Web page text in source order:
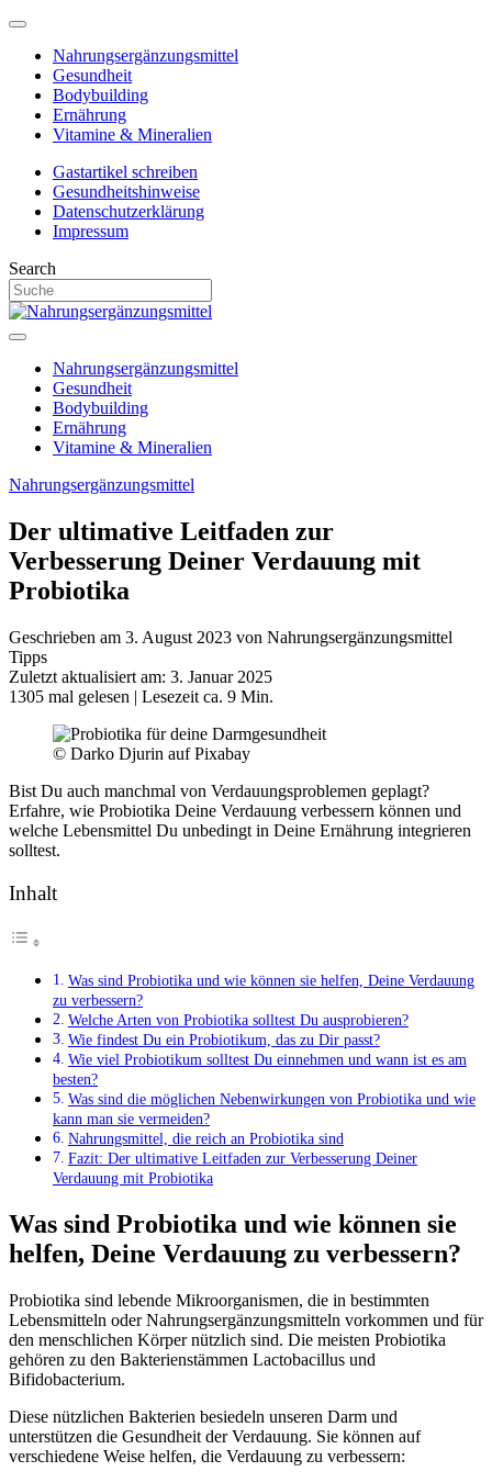
Nahrungsergänzungsmittel
Gesundheit
Bodybuilding
Ernährung
Vitamine & Mineralien
Gastartikel schreiben
Gesundheitshinweise
Datenschutzerklärung
Impressum
Search
Nahrungsergänzungsmittel
Gesundheit
Bodybuilding
Ernährung
Vitamine & Mineralien
Nahrungsergänzungsmittel
Der ultimative Leitfaden zur
Verbesserung Deiner Verdauung mit
Probiotika
Geschrieben am 3. August 2023 von Nahrungsergänzungsmittel
Tipps
Zuletzt aktualisiert am: 3. Januar 2025
1305 mal gelesen | Lesezeit ca. 9 Min.
© Darko Djurin auf Pixabay
Bist Du auch manchmal von Verdauungsproblemen geplagt?
Erfahre, wie Probiotika Deine Verdauung verbessern können und
welche Lebensmittel Du unbedingt in Deine Ernährung integrieren
solltest.
Inhalt
Was sind Probiotika und wie können sie helfen, Deine Verdauung
zu verbessern?
Welche Arten von Probiotika solltest Du ausprobieren?
Wie findest Du ein Probiotikum, das zu Dir passt?
Wie viel Probiotikum solltest Du einnehmen und wann ist es am
besten?
Was sind die möglichen Nebenwirkungen von Probiotika und wie
kann man sie vermeiden?
Nahrungsmittel, die reich an Probiotika sind
Fazit: Der ultimative Leitfaden zur Verbesserung Deiner
Verdauung mit Probiotika
Was sind Probiotika und wie können sie
helfen, Deine Verdauung zu verbessern?
Probiotika sind lebende Mikroorganismen, die in bestimmten
Lebensmitteln oder Nahrungsergänzungsmitteln vorkommen und für
den menschlichen Körper nützlich sind. Die meisten Probiotika
gehören zu den Bakterienstämmen Lactobacillus und
Bifidobacterium.
Diese nützlichen Bakterien besiedeln unseren Darm und
unterstützen die Gesundheit der Verdauung. Sie können auf
verschiedene Weise helfen, die Verdauung zu verbessern: